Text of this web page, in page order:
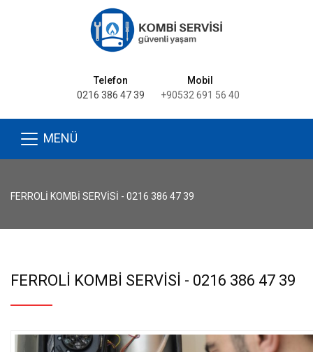
Telefon
0216 386 47 39
Mobil
+90532 691 56 40
MENÜ
FERROLI KOMBI SERVISI - 0216 386 47 39
FERROLI KOMBI SERVISI - 0216 386 47 39